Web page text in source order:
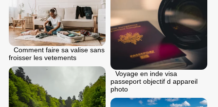
Voyage en inde visa
passeport objectif d appareil
photo
Comment faire sa valise sans
froisser les vetements